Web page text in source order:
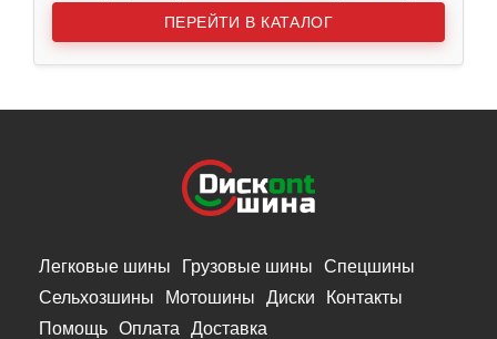
ПЕРЕЙТИ В КАТАЛОГ
Легковые шины Грузовые шины
Спецшины
Сельхозшины
Мотошины Диски
Контакты
Помощь Оплата Доставка